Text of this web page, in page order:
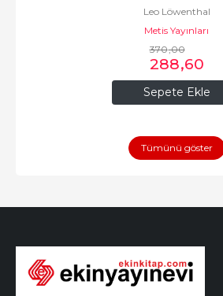
Sepete Ekle
Leo Löwenthal
Metis Yayınları
370,00
288,60
Tümünü göster